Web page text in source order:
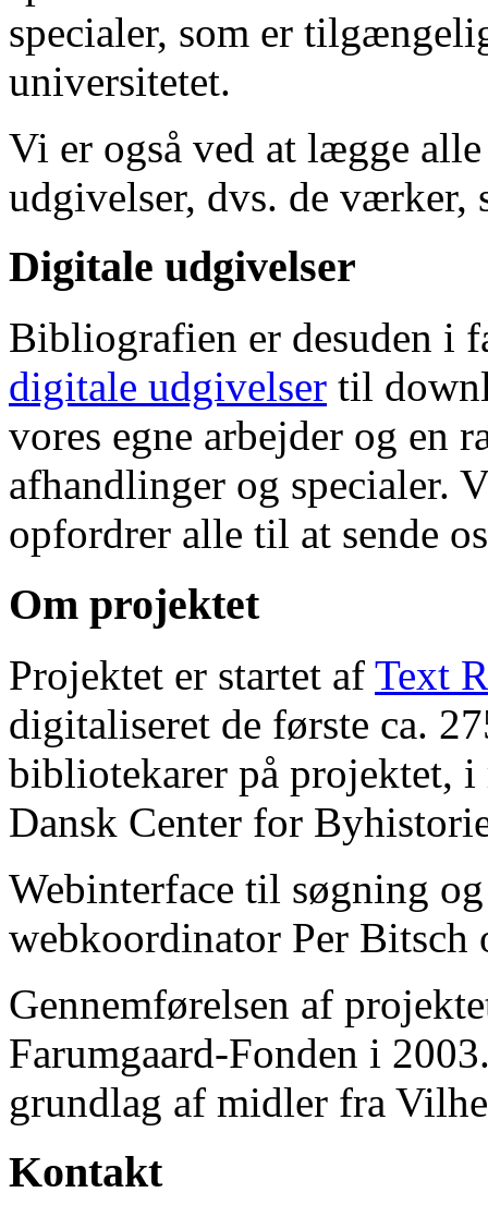
specialer, som er
universitetet.
Vi er også ved at lægge
udgivelser, dvs. de værker,
Digitale udgivelser
Bibliografien er desuden i
digitale udgivelser til
vores egne arbejder og en
afhandlinger og specialer.
opfordrer alle til at sende
Om projektet
Projektet er startet af Text
digitaliseret de første ca.
bibliotekarer på projektet, i
Dansk Center for
Webinterface til søgning
webkoordinator Per Bitsch
Gennemførelsen af
Farumgaard-Fonden i
grundlag af midler fra
Kontakt